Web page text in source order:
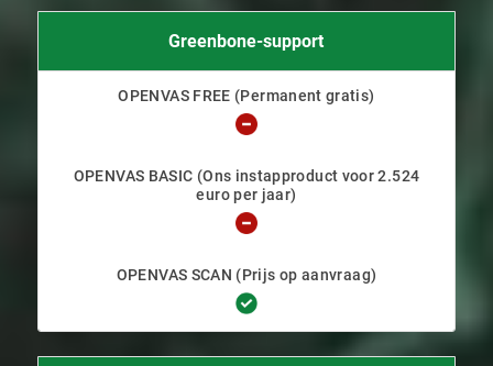
Greenbone-support